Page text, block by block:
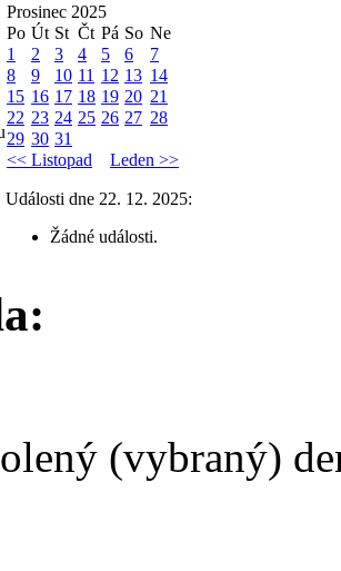
Prosinec 2025
Po Út St Čt Pá So Ne
1
2 3 4 5 6
7
8
9 10 11 12 13 14
15 16 17 18 19 20 21
22 23 24 25 26 27 28
29 30 31
<< Listopad
Leden >>
Události dne 22. 12. 2025:
Žádné události.
(vybraný)